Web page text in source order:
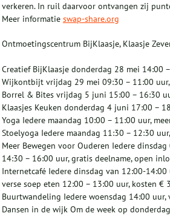
verkeren. In ruil daarvoor ontvangen zij
Meer informatie swap-share.org
Ontmoetingscentrum BijKlaasje, Klaasje
Creatief BijKlaasje donderdag 28 mei 14:00
Wijkontbijt vrijdag 29 mei 09:30 – 11:00
Borrel & Bites vrijdag 5 juni 15:00 – 16:30
Klaasjes Keuken donderdag 4 juni 17:00 –
Yoga Iedere maandag 10:00 – 11:00 uur,
Stoelyoga Iedere maandag 11:30 – 12:30
Meer Bewegen voor Ouderen Iedere
14:30 – 16:00 uur, gratis deelname, open
Internetcafé Iedere dinsdag van 12:00-
verse soep eten 12:00 – 13:00 uur, kosten €
Buurtwandeling Iedere woensdag 14:00 uur,
Dansen in de wijk Om de week op